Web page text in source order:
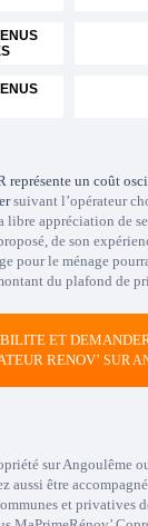
représente un coût
suivant l’opérateur
libre appréciation de
de son
pour le ménage
du plafond de
ET
RENOV’ SUR
sur Angoulême
aussi être
et privatives